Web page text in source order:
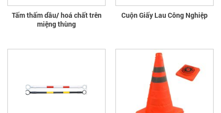
Tấm thấm dầu/ hoá chất trên
miệng thùng
Cuộn Giấy Lau Công Nghiệp